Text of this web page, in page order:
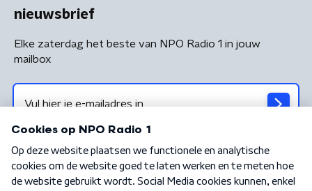
nieuwsbrief
Elke zaterdag het beste van NPO Radio 1 in jouw
mailbox